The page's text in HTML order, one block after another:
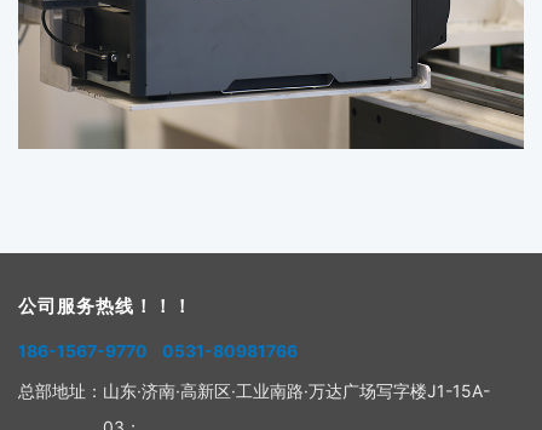
公司服务热线！！！
186-1567-9770 0531-80981766
总部地址： 山东·济南·高新区·工业南路·万达广场写字楼J1-15A-